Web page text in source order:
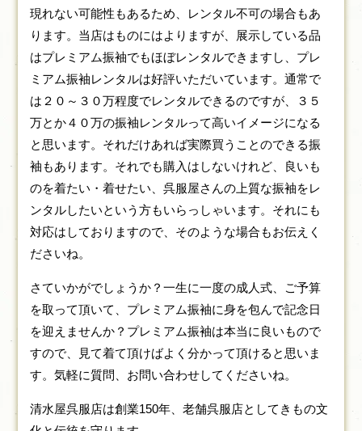
現れない可能性もあるため、レンタル不可の場合もあ
ります。当店はものにはよりますが、展示している品
はプレミアム振袖でもほぼレンタルできますし、プレ
ミアム振袖レンタルは好評いただいています。通常で
は２０～３０万程度でレンタルできるのですが、３５
万とか４０万の振袖レンタルって高いイメージになる
と思います。それだけあれば実際買うことのできる振
袖もあります。それでも購入はしないけれど、良いも
のを着たい・着せたい、呉服屋さんの上質な振袖をレ
ンタルしたいという方もいらっしゃいます。それにも
対応はしておりますので、そのような場合もお伝えく
ださいね。
さていかがでしょうか？一生に一度の成人式、ご予算
を取って頂いて、プレミアム振袖に身を包んで記念日
を迎えませんか？プレミアム振袖は本当に良いもので
すので、見て着て頂けばよく分かって頂けると思いま
す。気軽に質問、お問い合わせしてくださいね。
清水屋呉服店は創業150年、老舗呉服店としてきもの文